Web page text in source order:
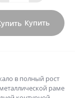
Купить